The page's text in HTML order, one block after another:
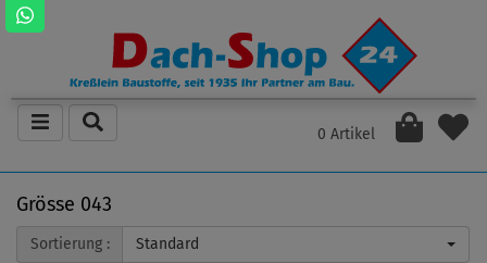
0 Artikel
Grösse 043
Sortierung : Standard